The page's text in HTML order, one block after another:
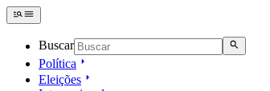
Buscar
Política
Eleições